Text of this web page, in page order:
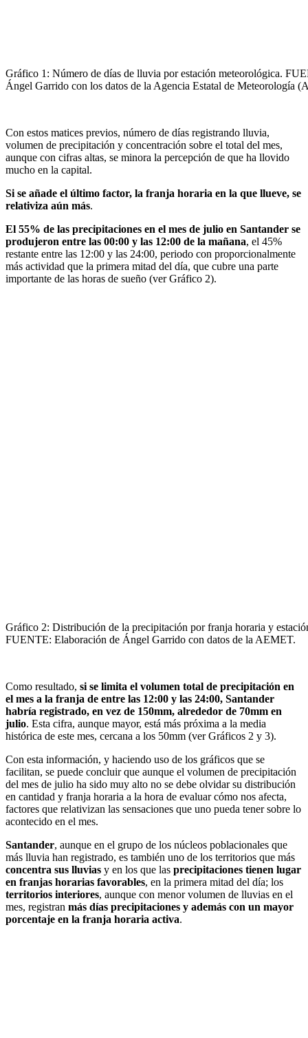
Gráfico 1: Número de días de lluvia por estación meteorológica.
Ángel Garrido con los datos de la Agencia Estatal de Meteorología
Con estos matices previos, número de días registrando lluvia,
volumen de precipitación y concentración sobre el total del mes,
aunque con cifras altas, se minora la percepción de que ha llovido
mucho en la capital.
Si se añade el último factor, la franja horaria en la que llueve, se
relativiza aún más.
El 55% de las precipitaciones en el mes de julio en Santander se
produjeron entre las 00:00 y las 12:00 de la mañana, el 45%
restante entre las 12:00 y las 24:00, periodo con proporcionalmente
más actividad que la primera mitad del día, que cubre una parte
importante de las horas de sueño (ver Gráfico 2).
Gráfico 2: Distribución de la precipitación por franja horaria y
FUENTE: Elaboración de Ángel Garrido con datos de la AEMET.
Como resultado, si se limita el volumen total de precipitación en
el mes a la franja de entre las 12:00 y las 24:00, Santander
habría registrado, en vez de 150mm, alrededor de 70mm en
julio. Esta cifra, aunque mayor, está más próxima a la media
histórica de este mes, cercana a los 50mm (ver Gráficos 2 y 3).
Con esta información, y haciendo uso de los gráficos que se
facilitan, se puede concluir que aunque el volumen de precipitación
del mes de julio ha sido muy alto no se debe olvidar su distribución
en cantidad y franja horaria a la hora de evaluar cómo nos afecta,
factores que relativizan las sensaciones que uno pueda tener sobre lo
acontecido en el mes.
Santander, aunque en el grupo de los núcleos poblacionales que
más lluvia han registrado, es también uno de los territorios que más
concentra sus lluvias y en los que las precipitaciones tienen lugar
en franjas horarias favorables, en la primera mitad del día; los
territorios interiores, aunque con menor volumen de lluvias en el
mes, registran más días precipitaciones y además con un mayor
porcentaje en la franja horaria activa.